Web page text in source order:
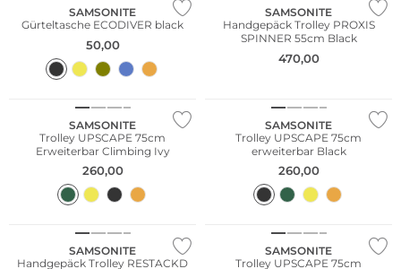
SAMSONITE
Gürteltasche ECODIVER black
50,00
SAMSONITE
Handgepäck Trolley PROXIS
SPINNER 55cm Black
470,00
Nachhaltig
SAMSONITE
Trolley UPSCAPE 75cm
Erweiterbar Climbing Ivy
260,00
SAMSONITE
Trolley UPSCAPE 75cm
erweiterbar Black
260,00
SAMSONITE
Handgepäck Trolley RESTACKD
SAMSONITE
Trolley UPSCAPE 75cm